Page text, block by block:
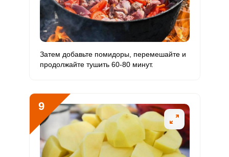
Затем добавьте помидоры, перемешайте и
продолжайте тушить 60-80 минут.
9